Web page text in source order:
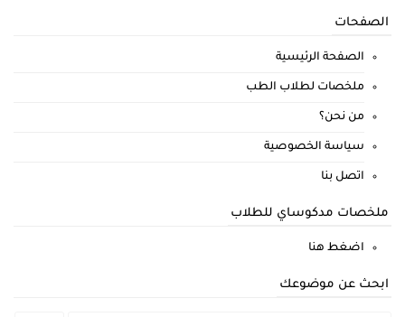
الصفحات
الصفحة الرئيسية
ملخصات لطلاب الطب
من نحن؟
سياسة الخصوصية
اتصل بنا
ملخصات مدكوساي للطلاب
اضغط هنا
ابحث عن موضوعك